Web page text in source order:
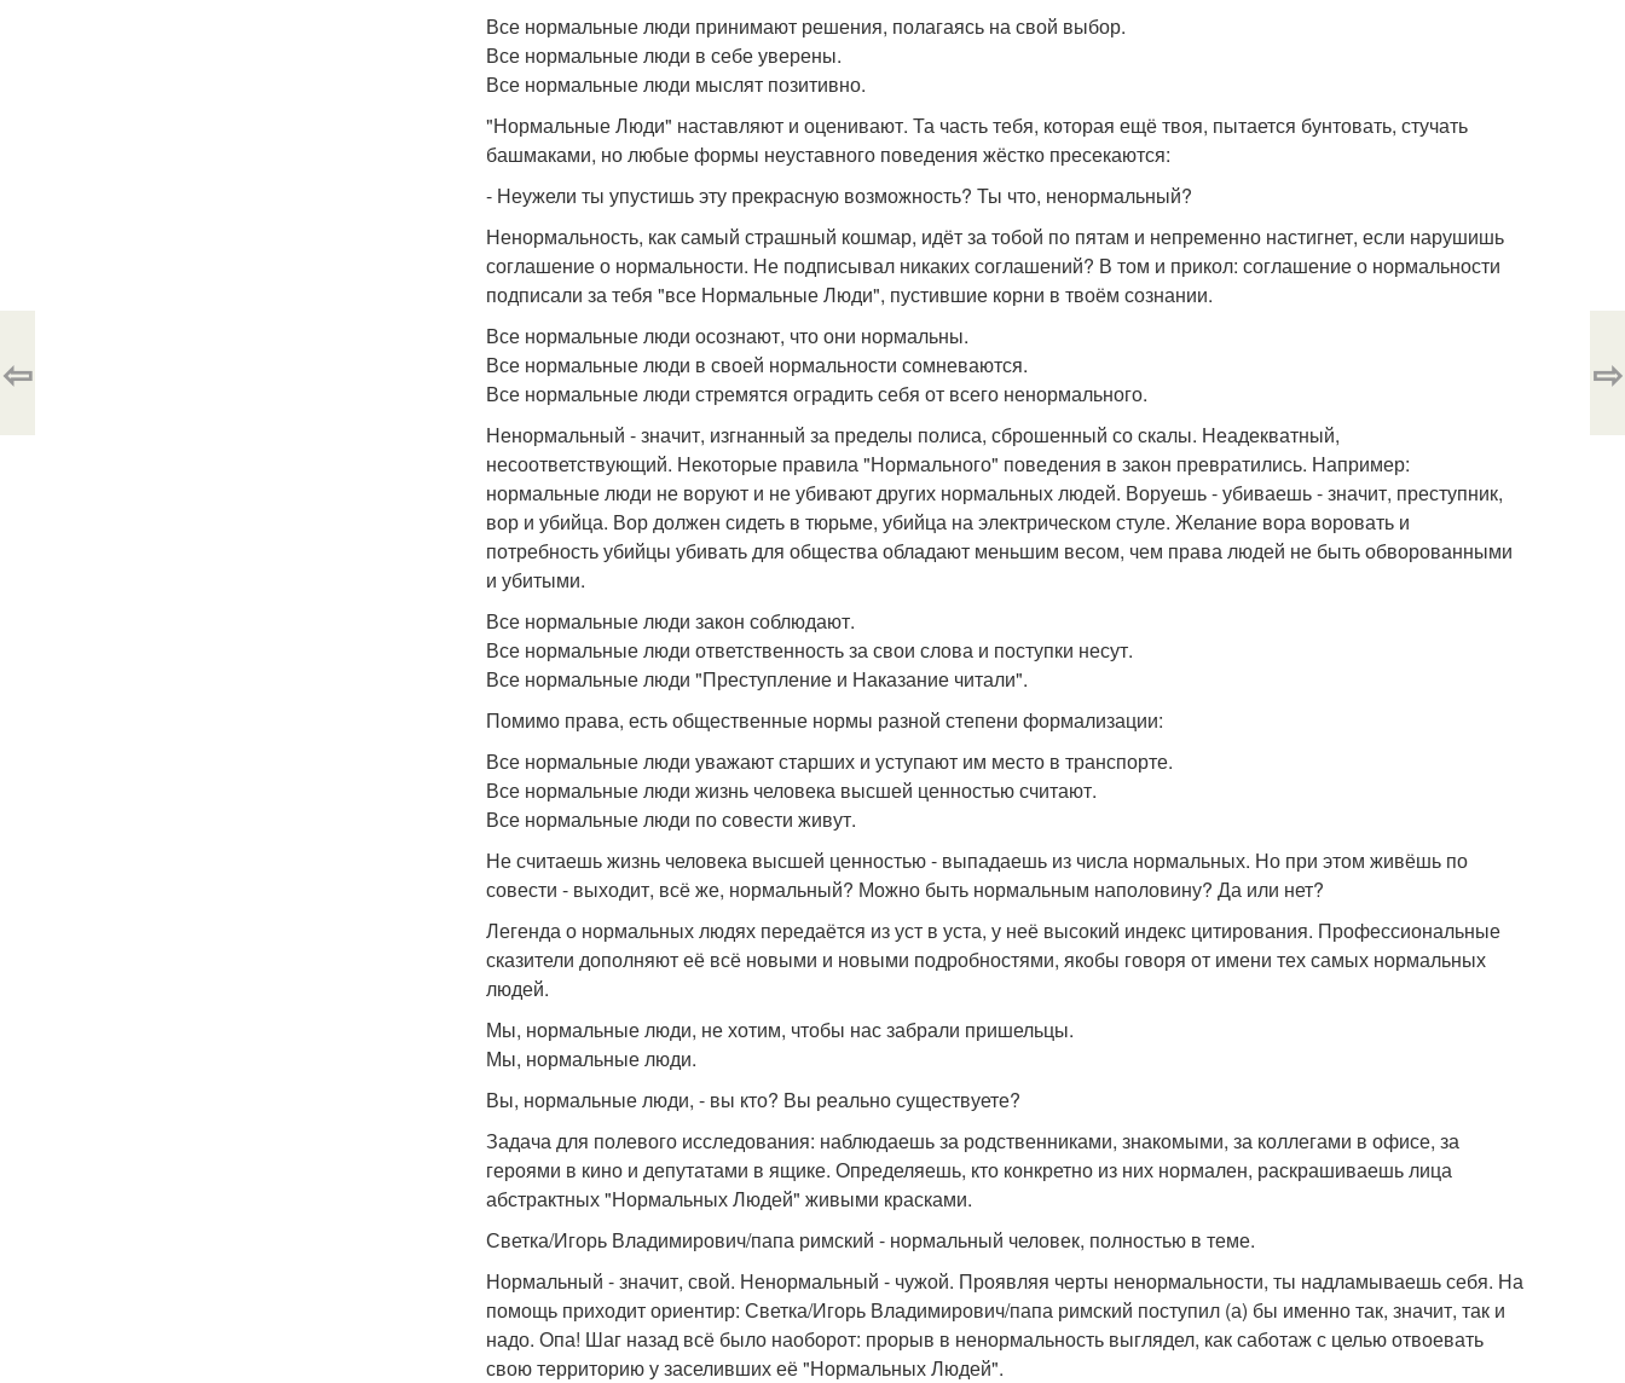
Все нормальные люди принимают решения, полагаясь на свой выбор.
Все нормальные люди в себе уверены.
Все нормальные люди мыслят позитивно.
"Нормальные Люди" наставляют и оценивают. Та часть тебя, которая ещё твоя, пытается бунтовать, стучать
башмаками, но любые формы неуставного поведения жёстко пресекаются:
- Неужели ты упустишь эту прекрасную возможность? Ты что, ненормальный?
Ненормальность, как самый страшный кошмар, идёт за тобой по пятам и непременно настигнет, если нарушишь
соглашение о нормальности. Не подписывал никаких соглашений? В том и прикол: соглашение о нормальности
подписали за тебя "все Нормальные Люди", пустившие корни в твоём сознании.
Все нормальные люди осознают, что они нормальны.
Все нормальные люди в своей нормальности сомневаются.
Все нормальные люди стремятся оградить себя от всего ненормального.
Ненормальный - значит, изгнанный за пределы полиса, сброшенный со скалы. Неадекватный,
несоответствующий. Некоторые правила "Нормального" поведения в закон превратились. Например:
нормальные люди не воруют и не убивают других нормальных людей. Воруешь - убиваешь - значит, преступник,
вор и убийца. Вор должен сидеть в тюрьме, убийца на электрическом стуле. Желание вора воровать и
потребность убийцы убивать для общества обладают меньшим весом, чем права людей не быть обворованными
и убитыми.
Все нормальные люди закон соблюдают.
Все нормальные люди ответственность за свои слова и поступки несут.
Все нормальные люди "Преступление и Наказание читали".
Помимо права, есть общественные нормы разной степени формализации:
Все нормальные люди уважают старших и уступают им место в транспорте.
Все нормальные люди жизнь человека высшей ценностью считают.
Все нормальные люди по совести живут.
Не считаешь жизнь человека высшей ценностью - выпадаешь из числа нормальных. Но при этом живёшь по
совести - выходит, всё же, нормальный? Можно быть нормальным наполовину? Да или нет?
Легенда о нормальных людях передаётся из уст в уста, у неё высокий индекс цитирования. Профессиональные
сказители дополняют её всё новыми и новыми подробностями, якобы говоря от имени тех самых нормальных
людей.
Мы, нормальные люди, не хотим, чтобы нас забрали пришельцы.
Мы, нормальные люди.
Вы, нормальные люди, - вы кто? Вы реально существуете?
Задача для полевого исследования: наблюдаешь за родственниками, знакомыми, за коллегами в офисе, за
героями в кино и депутатами в ящике. Определяешь, кто конкретно из них нормален, раскрашиваешь лица
абстрактных "Нормальных Людей" живыми красками.
Светка/Игорь Владимирович/папа римский - нормальный человек, полностью в теме.
Нормальный - значит, свой. Ненормальный - чужой. Проявляя черты ненормальности, ты надламываешь себя. На
помощь приходит ориентир: Светка/Игорь Владимирович/папа римский поступил (а) бы именно так, значит, так и
надо. Опа! Шаг назад всё было наоборот: прорыв в ненормальность выглядел, как саботаж с целью отвоевать
свою территорию у заселивших её "Нормальных Людей".
⇦ ⇨